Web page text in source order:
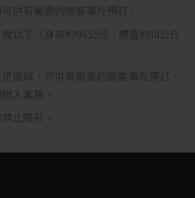
供有需要的旅客事先預訂。
以下（身高約95公分、體重約18公斤
區域，可供有需要的旅客事先預訂，
入客房。
止吸菸。